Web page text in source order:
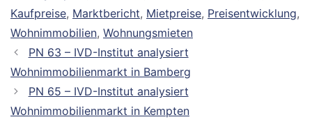
Kaufpreise, Marktbericht, Mietpreise, Preisentwicklung,
Wohnimmobilien, Wohnungsmieten
PN 63 – IVD-Institut analysiert
Wohnimmobilienmarkt in Bamberg
PN 65 – IVD-Institut analysiert
Wohnimmobilienmarkt in Kempten